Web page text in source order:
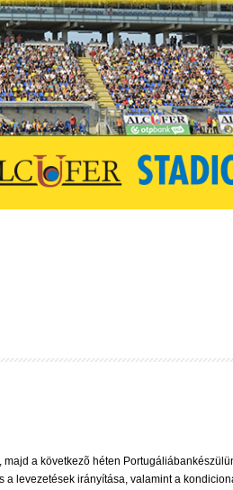
a következõ héten
levezetések irányítása, valamint a